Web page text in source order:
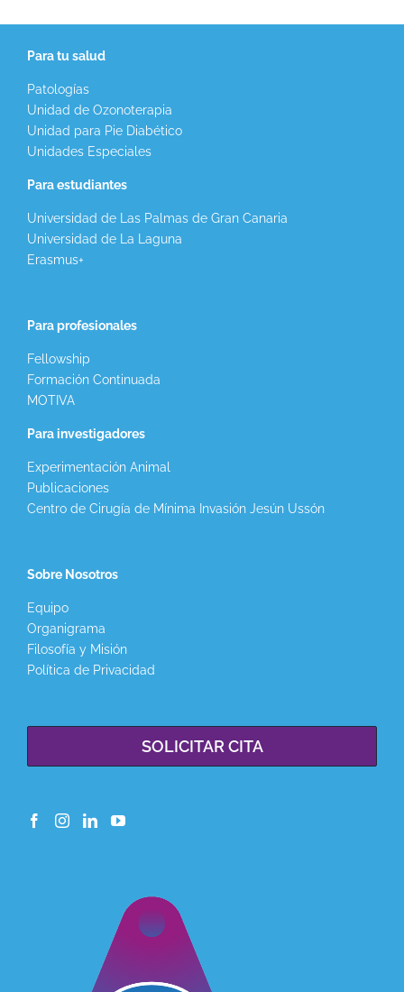
Para tu salud
Patologías
Unidad de Ozonoterapia
Unidad para Pie Diabético
Unidades Especiales
Para estudiantes
Universidad de Las Palmas de Gran Canaria
Universidad de La Laguna
Erasmus+
Para profesionales
Fellowship
Formación Continuada
MOTIVA
Para investigadores
Experimentación Animal
Publicaciones
Centro de Cirugía de Mínima Invasión Jesún Ussón
Sobre Nosotros
Equipo
Organigrama
Filosofía y Misión
Política de Privacidad
SOLICITAR CITA